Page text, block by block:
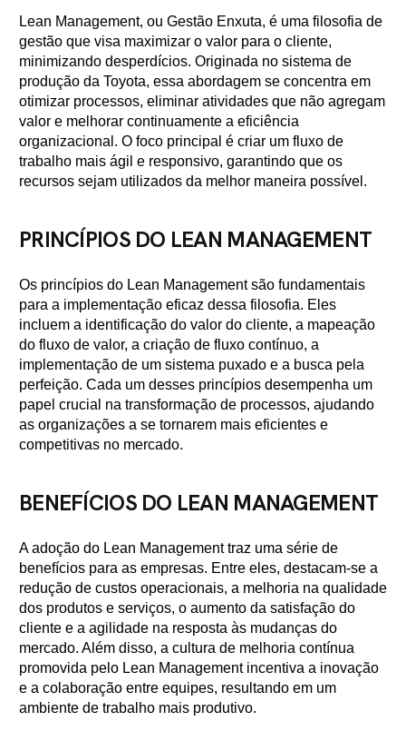
Lean Management, ou Gestão Enxuta, é uma filosofia de
gestão que visa maximizar o valor para o cliente,
minimizando desperdícios. Originada no sistema de
produção da Toyota, essa abordagem se concentra em
otimizar processos, eliminar atividades que não agregam
valor e melhorar continuamente a eficiência
organizacional. O foco principal é criar um fluxo de
trabalho mais ágil e responsivo, garantindo que os
recursos sejam utilizados da melhor maneira possível.
PRINCÍPIOS DO LEAN MANAGEMENT
Os princípios do Lean Management são fundamentais
para a implementação eficaz dessa filosofia. Eles
incluem a identificação do valor do cliente, a mapeação
do fluxo de valor, a criação de fluxo contínuo, a
implementação de um sistema puxado e a busca pela
perfeição. Cada um desses princípios desempenha um
papel crucial na transformação de processos, ajudando
as organizações a se tornarem mais eficientes e
competitivas no mercado.
BENEFÍCIOS DO LEAN MANAGEMENT
A adoção do Lean Management traz uma série de
benefícios para as empresas. Entre eles, destacam-se a
redução de custos operacionais, a melhoria na qualidade
dos produtos e serviços, o aumento da satisfação do
cliente e a agilidade na resposta às mudanças do
mercado. Além disso, a cultura de melhoria contínua
promovida pelo Lean Management incentiva a inovação
e a colaboração entre equipes, resultando em um
ambiente de trabalho mais produtivo.